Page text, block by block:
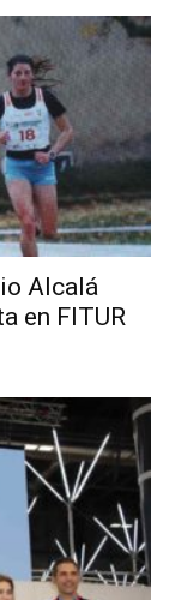
Alcalá
en FITUR